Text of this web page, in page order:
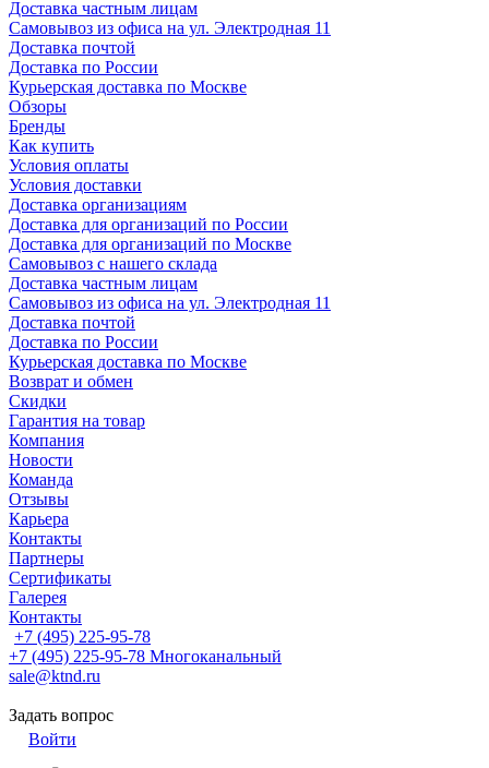
Доставка частным лицам
Самовывоз из офиса на ул. Электродная 11
Доставка почтой
Доставка по России
Курьерская доставка по Москве
Обзоры
Бренды
Как купить
Условия оплаты
Условия доставки
Доставка организациям
Доставка для организаций по России
Доставка для организаций по Москве
Самовывоз с нашего склада
Доставка частным лицам
Самовывоз из офиса на ул. Электродная 11
Доставка почтой
Доставка по России
Курьерская доставка по Москве
Возврат и обмен
Скидки
Гарантия на товар
Компания
Новости
Команда
Отзывы
Карьера
Контакты
Партнеры
Сертификаты
Галерея
Контакты
+7 (495) 225-95-78
+7 (495) 225-95-78 Многоканальный
sale@ktnd.ru
Задать вопрос
Войти